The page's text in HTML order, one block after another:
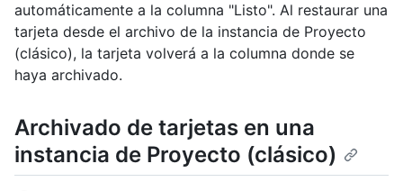
automáticamente a la columna "Listo". Al restaurar una
tarjeta desde el archivo de la instancia de Proyecto
(clásico), la tarjeta volverá a la columna donde se
haya archivado.
Archivado de tarjetas en una
instancia de Proyecto (clásico)